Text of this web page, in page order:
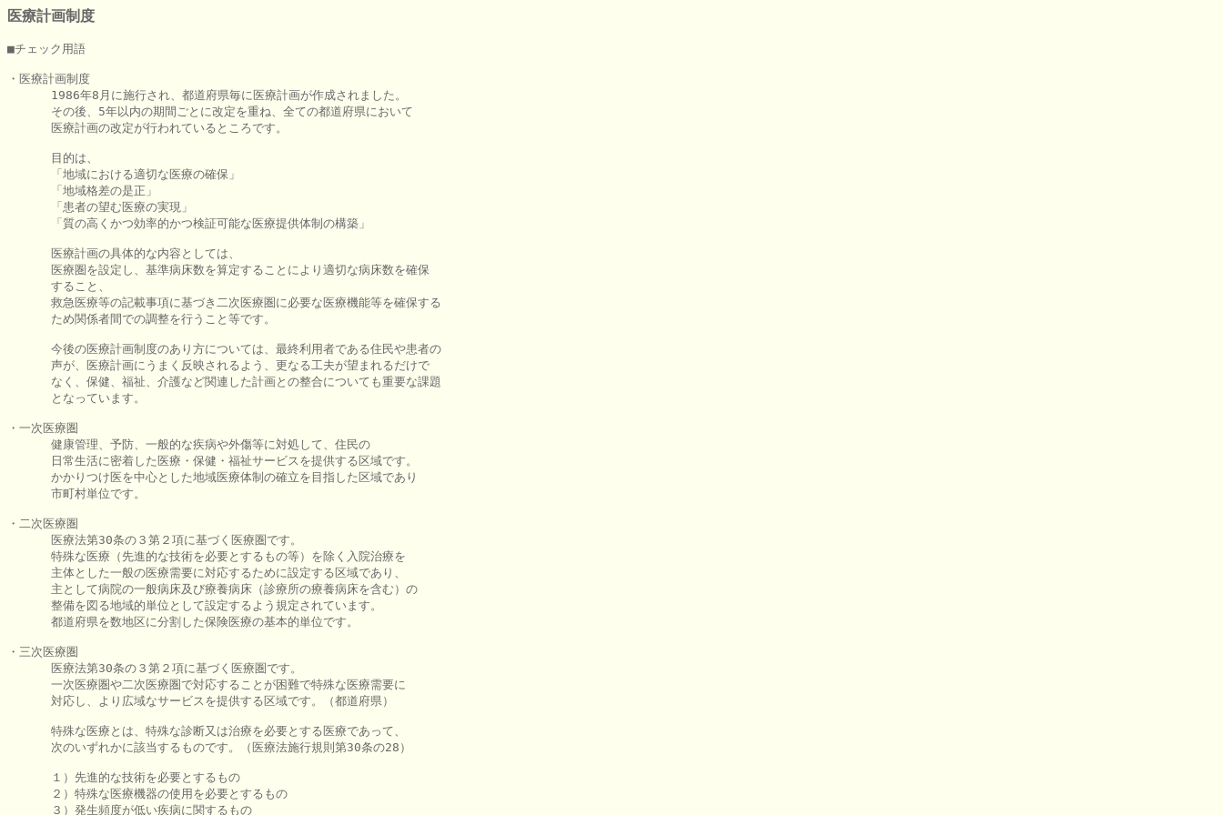
医療計画制度
■チェック用語
・医療計画制度
1986年8月に施行され、都道府県毎に医療計画が作成されました。
      その後、5年以内の期間ごとに改定を重ね、全ての都道府県において
      医療計画の改定が行われているところです。
      目的は、
      「地域における適切な医療の確保」
      「地域格差の是正」
      「患者の望む医療の実現」
      「質の高くかつ効率的かつ検証可能な医療提供体制の構築」
      医療計画の具体的な内容としては、
      医療圏を設定し、基準病床数を算定することにより適切な病床数を確保
      すること、
      救急医療等の記載事項に基づき二次医療圏に必要な医療機能等を確保する
      ため関係者間での調整を行うこと等です。
      今後の医療計画制度のあり方については、最終利用者である住民や患者の
      声が、医療計画にうまく反映されるよう、更なる工夫が望まれるだけで
      なく、保健、福祉、介護など関連した計画との整合についても重要な課題
      となっています。
・一次医療圏
健康管理、予防、一般的な疾病や外傷等に対処して、住民の
      日常生活に密着した医療・保健・福祉サービスを提供する区域です。
      かかりつけ医を中心とした地域医療体制の確立を目指した区域であり
      市町村単位です。
・二次医療圏
医療法第30条の３第２項に基づく医療圏です。
      特殊な医療（先進的な技術を必要とするもの等）を除く入院治療を
      主体とした一般の医療需要に対応するために設定する区域であり、
      主として病院の一般病床及び療養病床（診療所の療養病床を含む）の
      整備を図る地域的単位として設定するよう規定されています。
      都道府県を数地区に分割した保険医療の基本的単位です。
・三次医療圏
医療法第30条の３第２項に基づく医療圏です。
      一次医療圏や二次医療圏で対応することが困難で特殊な医療需要に
      対応し、より広域なサービスを提供する区域です。（都道府県）
      特殊な医療とは、特殊な診断又は治療を必要とする医療であって、
      次のいずれかに該当するものです。（医療法施行規則第30条の28）
      １）先進的な技術を必要とするもの
      ２）特殊な医療機器の使用を必要とするもの
      ３）発生頻度が低い疾病に関するもの